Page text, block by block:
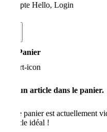
Compte Hello, Login
Panier
Aucun article dans le panier.
Votre panier est actuellement
l'article idéal !